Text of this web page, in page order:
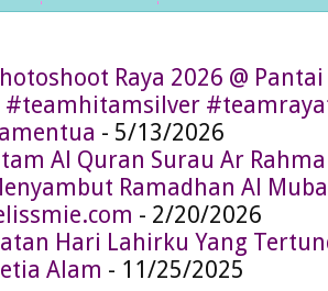
Raya 2026 @ Pantai
#teamhitamsilver
- 5/13/2026
Al Quran Surau Ar
Ramadhan Al
- 2/20/2026
Hari Lahirku Yang
Alam - 11/25/2025